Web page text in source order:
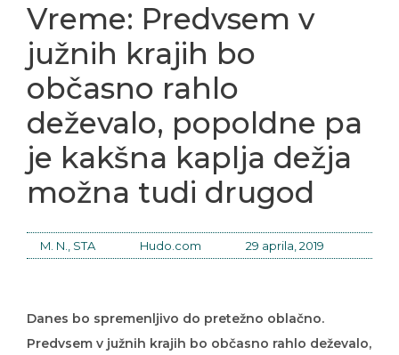
Vreme: Predvsem v
južnih krajih bo
občasno rahlo
deževalo, popoldne pa
je kakšna kaplja dežja
možna tudi drugod
M. N., STA Hudo.com 29 aprila, 2019
Danes bo spremenljivo do pretežno oblačno.
Predvsem v južnih krajih bo občasno rahlo deževalo,